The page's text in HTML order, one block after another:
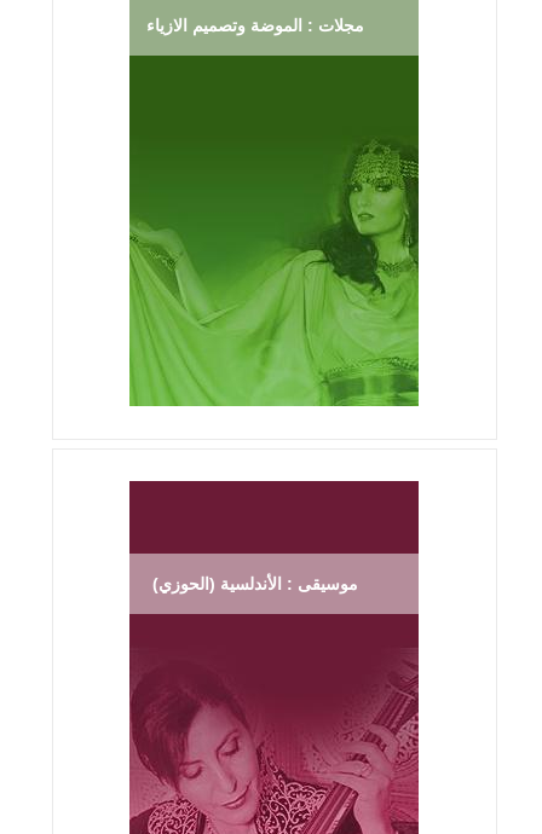
مجلات : الموضة وتصميم الازياء
موسيقى : الأندلسية (الحوزي)